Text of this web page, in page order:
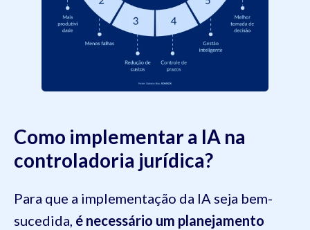
Como implementar a IA na
controladoria jurídica?
Para que a implementação da IA seja bem-
sucedida, é necessário um planejamento